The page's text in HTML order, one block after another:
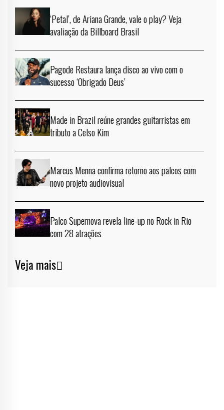
‘Petal’, de Ariana Grande, vale o play? Veja
avaliação da Billboard Brasil
Pagode Restaura lança disco ao vivo com o
sucesso ‘Obrigado Deus’
Made in Brazil reúne grandes guitarristas em
tributo a Celso Kim
Marcus Menna confirma retorno aos palcos com
novo projeto audiovisual
Palco Supernova revela line-up no Rock in Rio
com 28 atrações
Veja mais